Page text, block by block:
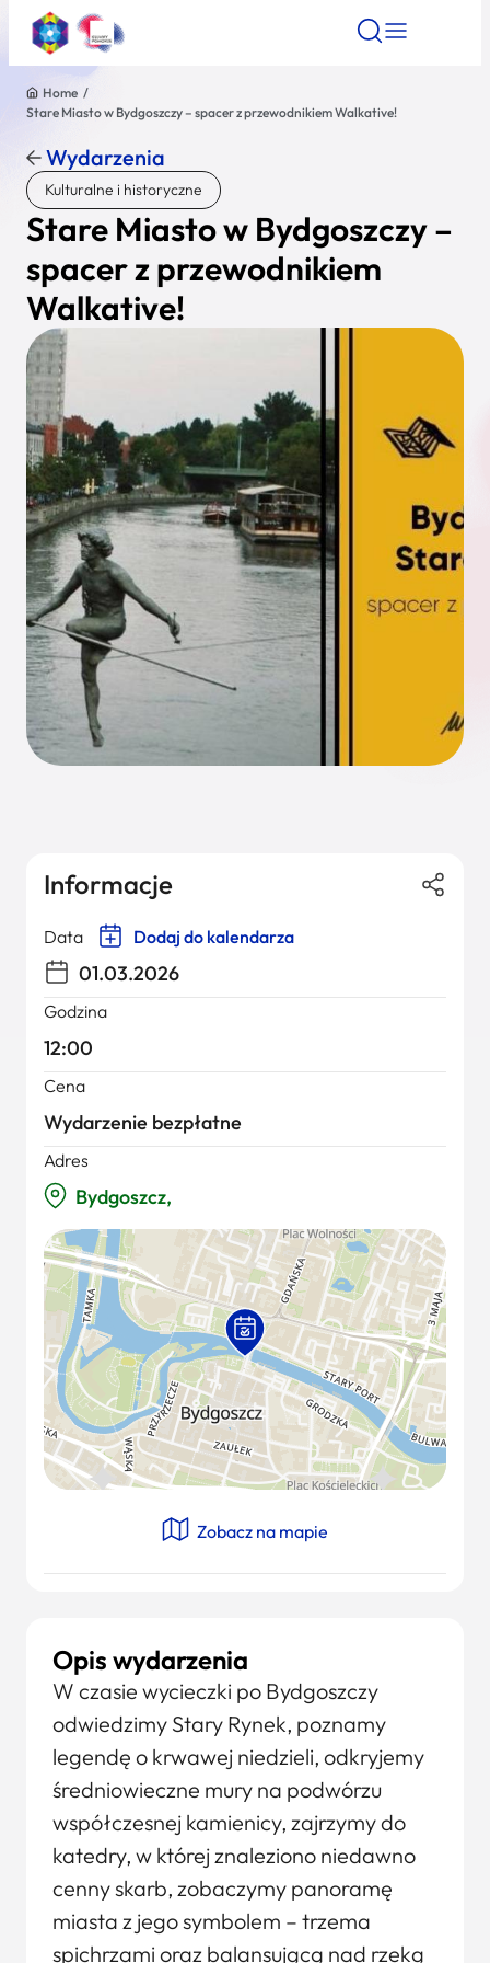
Znajdź atrakcję Znajdź artykuł Znajdź
Znajdź atrakcję
Nazwa atrakcji
Miasto
Kategoria
Wyszukaj
Home /
Stare Miasto w Bydgoszczy – spacer z przewodnikiem Walkative!
Wydarzenia
Kulturalne i historyczne
Stare Miasto w Bydgoszczy –
spacer z przewodnikiem
Walkative!
Opis wydarzenia
W czasie wycieczki po Bydgoszczy
odwiedzimy Stary Rynek, poznamy
legendę o krwawej niedzieli, odkryjemy
średniowieczne mury na podwórzu
współczesnej kamienicy, zajrzymy do
katedry, w której znaleziono niedawno
cenny skarb, zobaczymy panoramę
miasta z jego symbolem – trzema
spichrzami oraz balansującą nad rzeką
Informacje
Data Dodaj do kalendarza
01.03.2026
Godzina
12:00
Cena
Wydarzenie bezpłatne
Adres
Bydgoszcz,
Zobacz na mapie